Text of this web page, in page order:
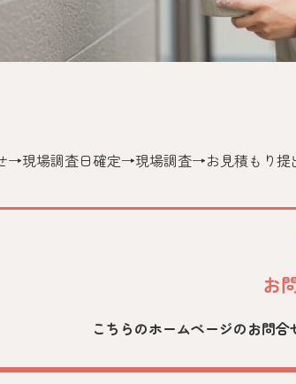
→現場調査日確定→現場調査→お見積も
お
こちらのホームページのお問合